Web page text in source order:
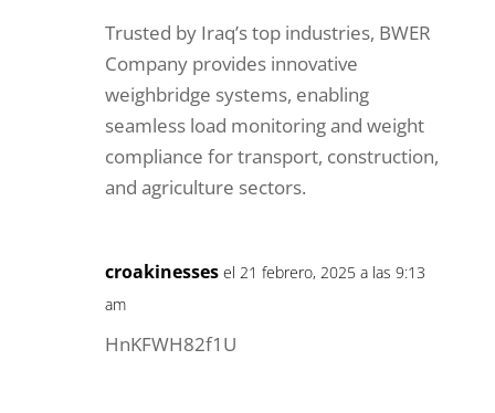
Trusted by Iraq’s top industries, BWER
Company provides innovative
weighbridge systems, enabling
seamless load monitoring and weight
compliance for transport, construction,
and agriculture sectors.
croakinesses el 21 febrero, 2025 a las 9:13
am
HnKFWH82f1U